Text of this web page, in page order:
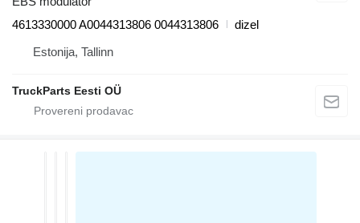
4613330000 A0044313806 0044313806
dizel
Estonija, Tallinn
TruckParts Eesti OÜ